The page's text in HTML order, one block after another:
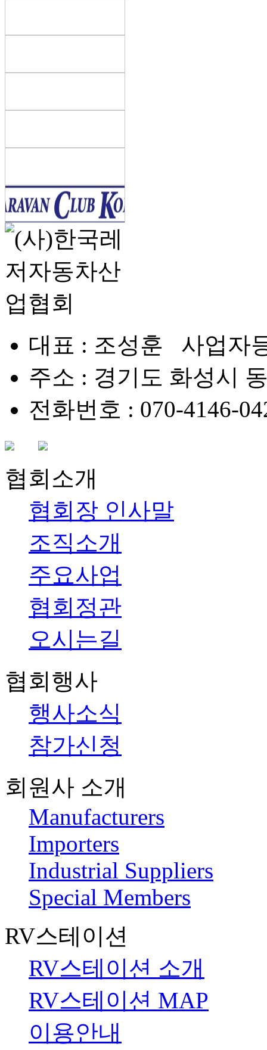
대표 : 조성훈 사업자
주소 : 경기도 화성시
전화번호 : 070-4146-
협회소개
협회장 인사말
조직소개
주요사업
협회정관
오시는길
협회행사
행사소식
참가신청
회원사 소개
Manufacturers
Importers
Industrial Suppliers
Special Members
RV스테이션
RV스테이션 소개
RV스테이션 MAP
이용안내